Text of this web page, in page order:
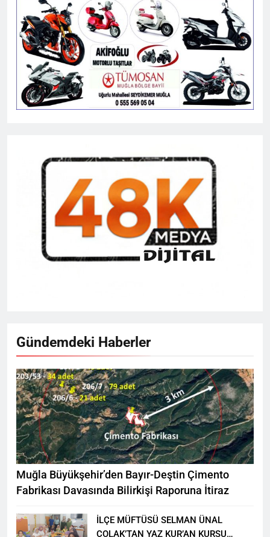
Gündemdeki Haberler
Muğla Büyükşehir’den Bayır-Deştin Çimento
Fabrikası Davasında Bilirkişi Raporuna İtiraz
İLÇE MÜFTÜSÜ SELMAN ÜNAL
ÇOLAK’TAN YAZ KUR’AN KURSU